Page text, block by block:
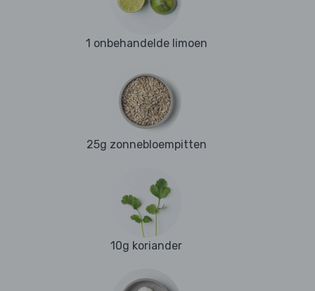
1 onbehandelde limoen
25g zonnebloempitten
10g koriander